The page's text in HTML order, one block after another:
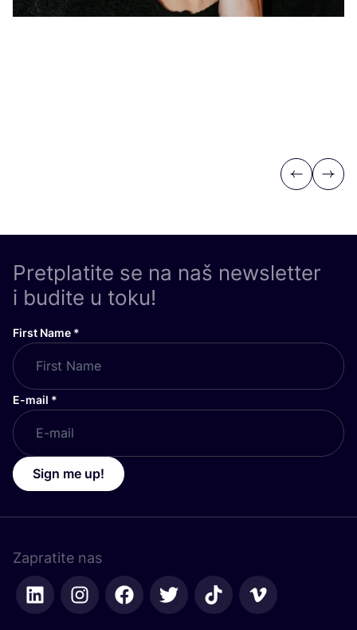
Previous
Next
Pretplatite se na naš newsletter
i budite u toku!
First Name *
E-mail *
Sign me up!
Zapratite nas